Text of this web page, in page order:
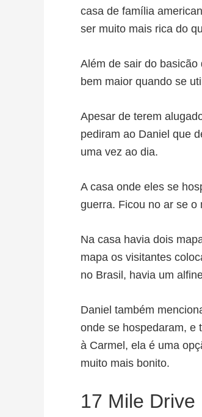
casa de família
ser muito mais rica do
Além de sair do
bem maior quando se
Apesar de terem
pediram ao Daniel que
uma vez ao dia.
A casa onde eles se
guerra. Ficou no ar se o
Na casa havia dois
mapa os visitantes
no Brasil, havia um
Daniel também
onde se hospedaram, e
à Carmel, ela é uma
muito mais bonito.
17 Mile Drive